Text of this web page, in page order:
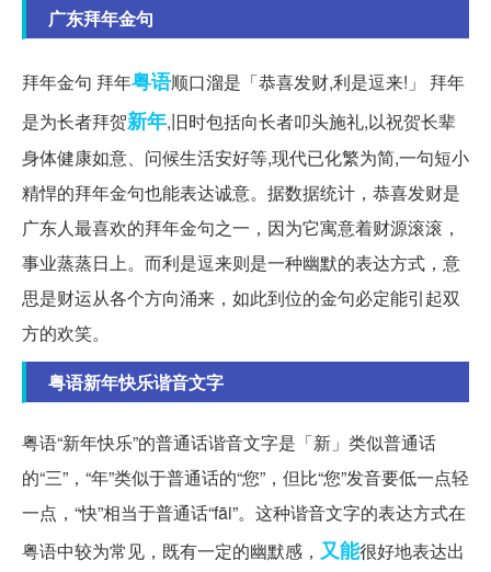
广东拜年金句
拜年金句 拜年粤语顺口溜是「恭喜发财,利是逗来!」 拜年
是为长者拜贺新年,旧时包括向长者叩头施礼,以祝贺长辈
身体健康如意、问候生活安好等,现代已化繁为简,一句短小
精悍的拜年金句也能表达诚意。据数据统计，恭喜发财是
广东人最喜欢的拜年金句之一，因为它寓意着财源滚滚，
事业蒸蒸日上。而利是逗来则是一种幽默的表达方式，意
思是财运从各个方向涌来，如此到位的金句必定能引起双
方的欢笑。
粤语新年快乐谐音文字
粤语“新年快乐”的普通话谐音文字是「新」类似普通话
的“三”，“年”类似于普通话的“您”，但比“您”发音要低一点轻
一点，“快”相当于普通话“fāi”。这种谐音文字的表达方式在
粤语中较为常见，既有一定的幽默感， 又能很好地表达出